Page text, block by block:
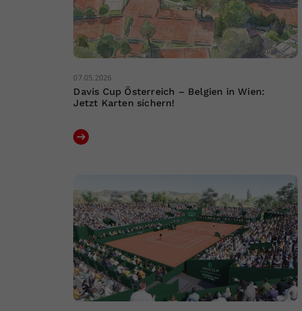
07.05.2026
Davis Cup Österreich – Belgien in Wien:
Jetzt Karten sichern!